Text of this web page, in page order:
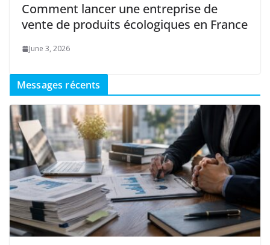
Comment lancer une entreprise de
vente de produits écologiques en France
June 3, 2026
Messages récents